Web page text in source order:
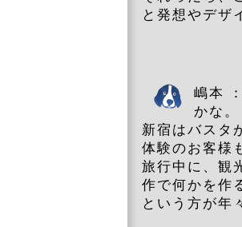
と発想やデザ
嶋本
かな。
新宿はバスタ
体験のお客様
旅行中に、観
作で何かを作
という方が